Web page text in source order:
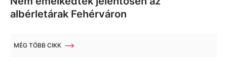
albérletárak Fehérváron
MÉG TÖBB CIKK